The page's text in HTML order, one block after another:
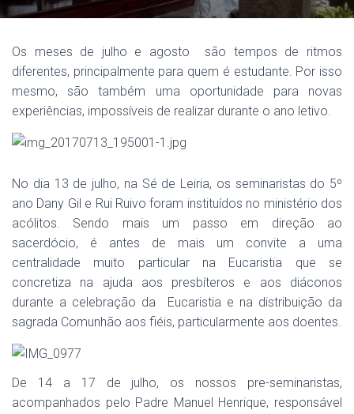
A
G
A
O
Os meses de julho e agosto são tempos de ritmos
diferentes, principalmente para quem é estudante. Por isso
mesmo, são também uma oportunidade para novas
experiências, impossíveis de realizar durante o ano letivo.
No dia 13 de julho, na Sé de Leiria, os seminaristas do 5º
ano Dany Gil e Rui Ruivo foram instituídos no ministério dos
acólitos. Sendo mais um passo em direção ao
sacerdócio, é antes de mais um convite a uma
centralidade muito particular na Eucaristia que se
concretiza na ajuda aos presbíteros e aos diáconos
durante a celebração da Eucaristia e na distribuição da
sagrada Comunhão aos fiéis, particularmente aos doentes.
De 14 a 17 de julho, os nossos pre-seminaristas,
acompanhados pelo Padre Manuel Henrique, responsável